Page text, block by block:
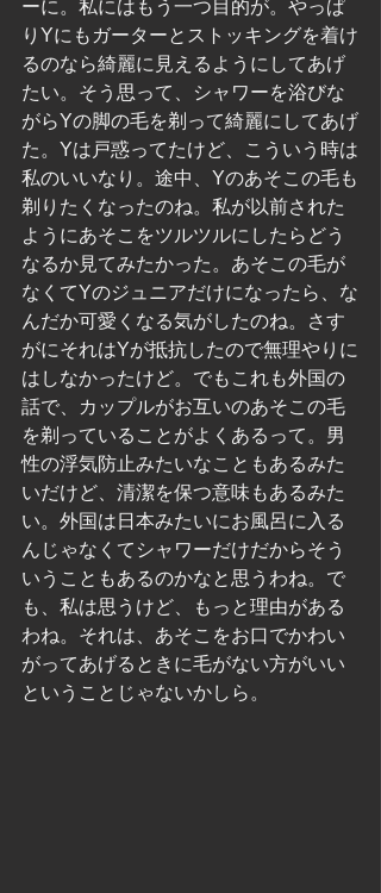
ーに。私にはもう一つ目的が。やっぱ
りYにもガーターとストッキングを着け
るのなら綺麗に見えるようにしてあげ
たい。そう思って、シャワーを浴びな
がらYの脚の毛を剃って綺麗にしてあげ
た。Yは戸惑ってたけど、こういう時は
私のいいなり。途中、Yのあそこの毛も
剃りたくなったのね。私が以前された
ようにあそこをツルツルにしたらどう
なるか見てみたかった。あそこの毛が
なくてYのジュニアだけになったら、な
んだか可愛くなる気がしたのね。さす
がにそれはYが抵抗したので無理やりに
はしなかったけど。でもこれも外国の
話で、カップルがお互いのあそこの毛
を剃っていることがよくあるって。男
性の浮気防止みたいなこともあるみた
いだけど、清潔を保つ意味もあるみた
い。外国は日本みたいにお風呂に入る
んじゃなくてシャワーだけだからそう
いうこともあるのかなと思うわね。で
も、私は思うけど、もっと理由がある
わね。それは、あそこをお口でかわい
がってあげるときに毛がない方がいい
ということじゃないかしら。